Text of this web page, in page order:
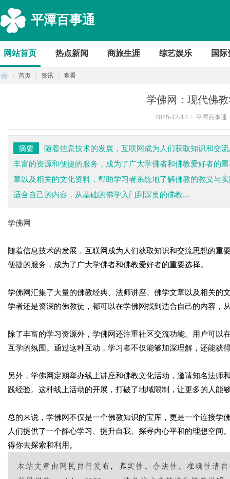
平潭百事通
网站首页 热点新闻 商旅生涯 综艺娱乐 国际
首页 资讯 查看
学佛网：现代佛
2025-12-13 / 平潭百事通
摘要
随着信息技术的发展，互联网成为人们获取知识和交
丰富的资源和便捷的服务，成为了广大学佛者和佛教爱好者的
章以及相关的文化资料，帮助学习者系统地了解佛教的教义与
适合自己的内容，从基础的佛学入门到深奥的佛教...
学佛网
随着信息技术的发展，互联网成为人们获取知识和交流思想的
便捷的服务，成为了广大学佛者和佛教爱好者的重要选择。
学佛网汇集了大量的佛教经典、法师讲座、佛学文章以及相关的
学者还是资深的佛教徒，都可以在学佛网找到适合自己的内容，
除了丰富的学习资源外，学佛网还注重社区交流功能。用户可
互学的氛围。通过这种互动，学习者不仅能够加深理解，还能获
另外，学佛网定期举办线上讲座和佛教文化活动，邀请知名法
践经验。这种线上活动的开展，打破了地域限制，让更多的人能
总的来说，学佛网不仅是一个佛教知识的宝库，更是一个连接
人们提供了一个静心学习、提升自我、探寻内心平和的理想空
得你去探索和利用。